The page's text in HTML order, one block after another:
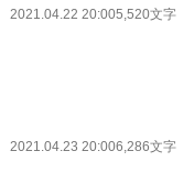
2021.04.22 20:005,520文字
2021.04.23 20:006,286文字